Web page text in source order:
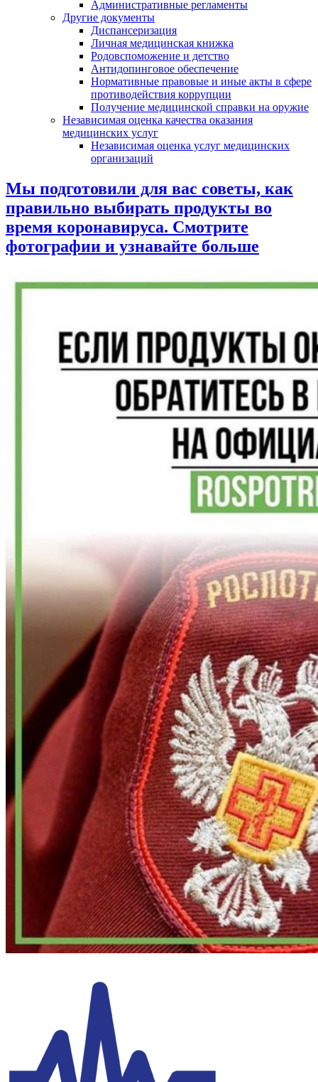
Административные регламенты
Другие документы
Диспансеризация
Личная медицинская книжка
Родовспоможение и детство
Антидопинговое обеспечение
Нормативные правовые и иные акты в сфере
противодействия коррупции
Получение медицинской справки на оружие
Независимая оценка качества оказания
медицинских услуг
Независимая оценка услуг медицинскиx
организаций
Мы подготовили для вас советы, как
правильно выбирать продукты во
время коронавируса. Смотрите
фотографии и узнавайте больше